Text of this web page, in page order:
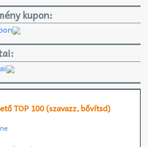
kupon:
TOP 100 (szavazz, bővítsd)